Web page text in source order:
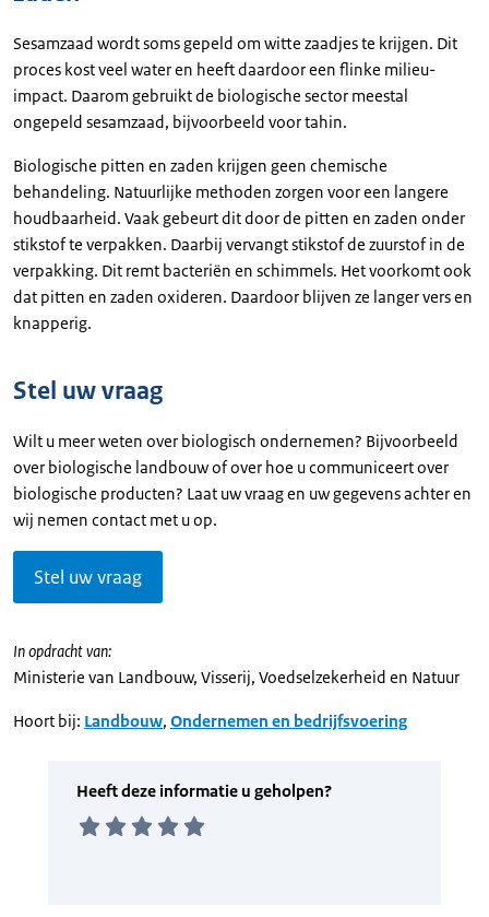
Sesamzaad wordt soms gepeld om witte zaadjes te krijgen. Dit
proces kost veel water en heeft daardoor een flinke milieu-
impact. Daarom gebruikt de biologische sector meestal
ongepeld sesamzaad, bijvoorbeeld voor tahin.
Biologische pitten en zaden krijgen geen chemische
behandeling. Natuurlijke methoden zorgen voor een langere
houdbaarheid. Vaak gebeurt dit door de pitten en zaden onder
stikstof te verpakken. Daarbij vervangt stikstof de zuurstof in de
verpakking. Dit remt bacteriën en schimmels. Het voorkomt ook
dat pitten en zaden oxideren. Daardoor blijven ze langer vers en
knapperig.
Stel uw vraag
Wilt u meer weten over biologisch ondernemen? Bijvoorbeeld
over biologische landbouw of over hoe u communiceert over
biologische producten? Laat uw vraag en uw gegevens achter en
wij nemen contact met u op.
Stel uw vraag
In opdracht van:
Ministerie van Landbouw, Visserij, Voedselzekerheid en Natuur
Hoort bij: Landbouw, Ondernemen en bedrijfsvoering